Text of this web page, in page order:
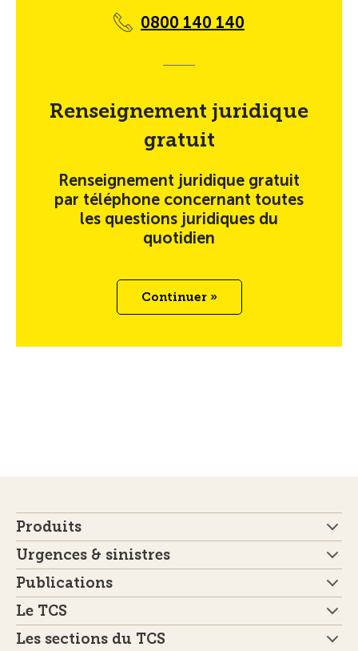
0800 140 140
Renseignement juridique
gratuit
Renseignement juridique gratuit
par téléphone concernant toutes
les questions juridiques du
quotidien
Continuer »
Produits
Urgences & sinistres
Publications
Le TCS
Les sections du TCS